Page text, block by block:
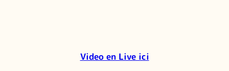
Video en Live ici